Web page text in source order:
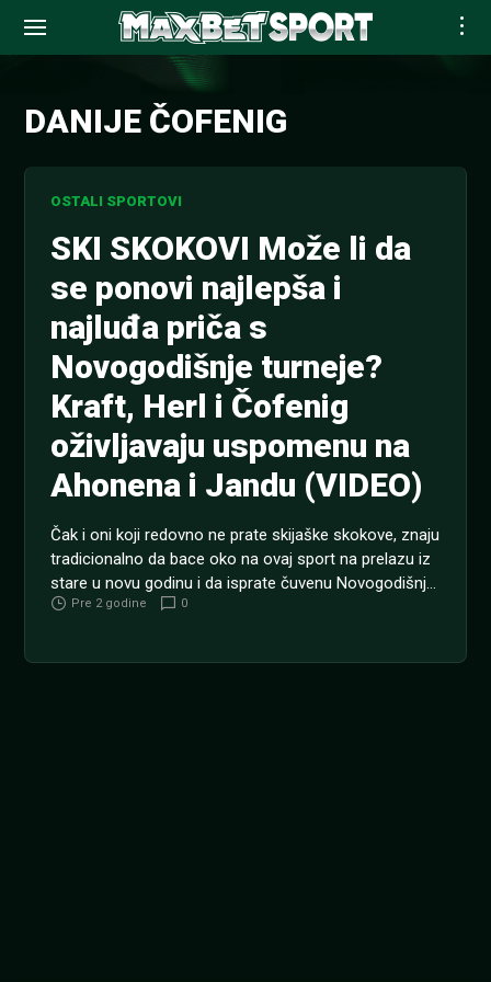
contentDANIJE ČOFENIG
OSTALI SPORTOVI
SKI SKOKOVI Može li da
se ponovi najlepša i
najluđa priča s
Novogodišnje turneje?
Kraft, Herl i Čofenig
oživljavaju uspomenu na
Ahonena i Jandu (VIDEO)
Čak i oni koji redovno ne prate skijaške skokove, znaju
tradicionalno da bace oko na ovaj sport na prelazu iz
stare u novu godinu i da isprate čuvenu Novogodišnju
turneju četiri skakaonice. Pucketanje badnjaka u
Pre 2 godine 0